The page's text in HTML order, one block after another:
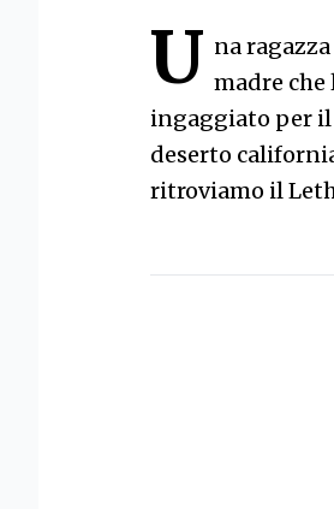
U na
madre che
ingaggiato per il
deserto
ritroviamo il